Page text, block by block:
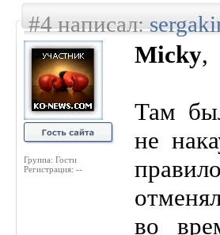
#4 написал:
Группа: Гости
Регистрация: --
Micky,
Там
не
во